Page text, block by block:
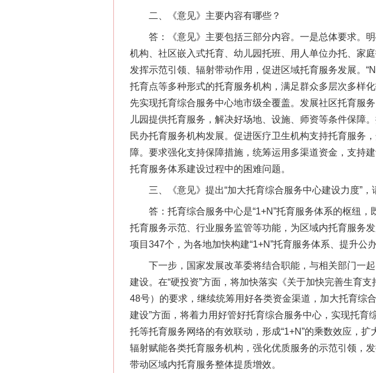
二、《意见》主要内容有哪些？
答：《意见》主要包括三部分内容。一是总体要求。明
机构、社区嵌入式托育、幼儿园托班、用人单位办托、家
发挥示范引领、辐射带动作用，促进区域托育服务发展。
托育点等多种形式的托育服务机构，满足群众多层次多样
先实现托育综合服务中心地市级全覆盖。发展社区托育服
儿园提供托育服务，解决好场地、设施、师资等条件保障
民办托育服务机构发展。促进医疗卫生机构支持托育服务
障。要求强化支持保障措施，统筹运用多渠道资金，支持
托育服务体系建设过程中的困难问题。
三、《意见》提出“加大托育综合服务中心建设力度”，
答：托育综合服务中心是“1+N”托育服务体系的枢纽，
托育服务示范、行业服务监管等功能，为区域内托育服务
项目347个，为各地加快构建“1+N”托育服务体系、提升公
下一步，国家发展改革委将结合职能，与相关部门一起
建设。在“硬投资”方面，将加快落实《关于加快完善生育
48号）的要求，继续统筹用好各类资金渠道，加大托育综
建设”方面，将着力用好管好托育综合服务中心，实现托
托等托育服务网络的有效联动，形成“1+N”的乘数效应，
辐射赋能各类托育服务机构，强化优质服务的示范引领，
带动区域内托育服务整体提质增效。